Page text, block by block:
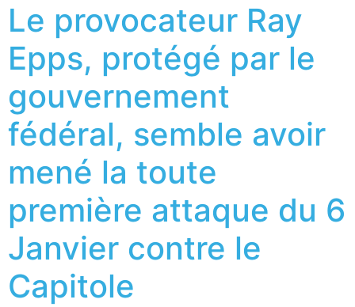
Le provocateur Ray
Epps, protégé par le
gouvernement
fédéral, semble avoir
mené la toute
première attaque du 6
Janvier contre le
Capitole